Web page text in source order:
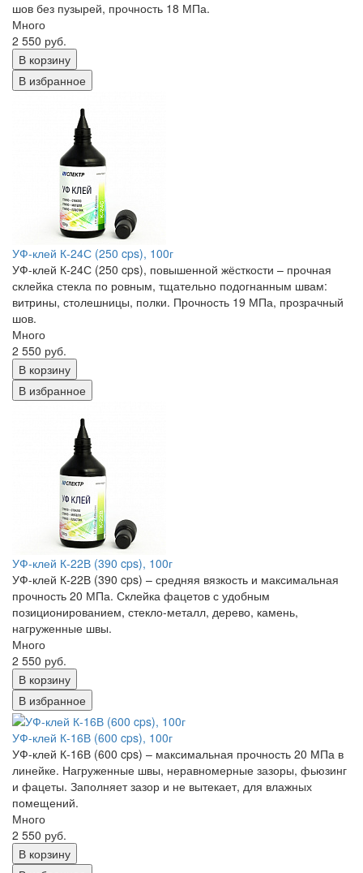
шов без пузырей, прочность 18 МПа.
Много
2 550 руб.
В корзину
В избранное
УФ-клей К-24С (250 cps), 100г
УФ-клей К-24С (250 cps), повышенной жёсткости – прочная
склейка стекла по ровным, тщательно подогнанным швам:
витрины, столешницы, полки. Прочность 19 МПа, прозрачный
шов.
Много
2 550 руб.
В корзину
В избранное
УФ-клей К-22В (390 cps), 100г
УФ-клей К-22В (390 cps) – средняя вязкость и максимальная
прочность 20 МПа. Склейка фацетов с удобным
позиционированием, стекло-металл, дерево, камень,
нагруженные швы.
Много
2 550 руб.
В корзину
В избранное
УФ-клей К-16В (600 cps), 100г
УФ-клей К-16В (600 cps) – максимальная прочность 20 МПа в
линейке. Нагруженные швы, неравномерные зазоры, фьюзинг
и фацеты. Заполняет зазор и не вытекает, для влажных
помещений.
Много
2 550 руб.
В корзину